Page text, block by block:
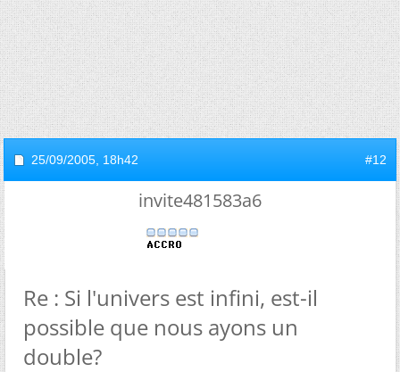
25/09/2005, 18h42 #12
invite481583a6
Re : Si l'univers est infini, est-il
possible que nous ayons un
double?